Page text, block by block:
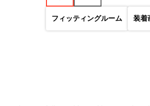
フィッティングルーム 装着